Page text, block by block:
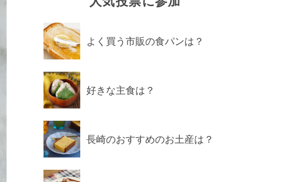
よく買う市販の食パンは？
好きな主食は？
長崎のおすすめのお土産は？